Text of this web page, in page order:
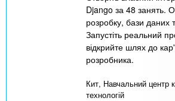
Django за 48 занять.
розробку, бази даних
Запустіть реальний
відкрийте шлях до
розробника.
Кит, Навчальний центр
технологій